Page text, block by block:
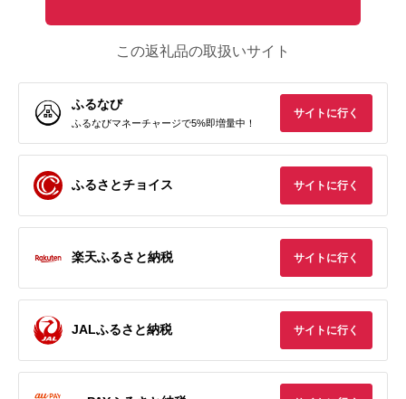
この返礼品の取扱いサイト
ふるなび
ふるなびマネーチャージで5%即増量中！
サイトに行く
ふるさとチョイス サイトに行く
楽天ふるさと納税 サイトに行く
JALふるさと納税 サイトに行く